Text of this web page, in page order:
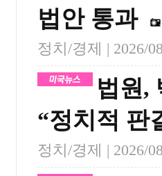
법안 통과
정치/경제 | 2026/
법원,
“정치적 판
정치/경제 | 2026/